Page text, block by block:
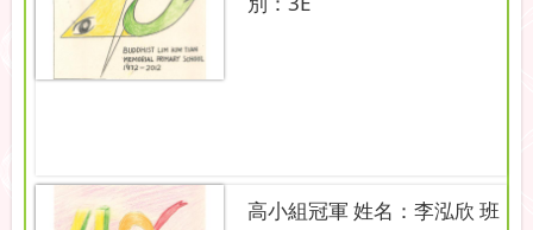
高小組冠軍 姓名：李泓欣 班